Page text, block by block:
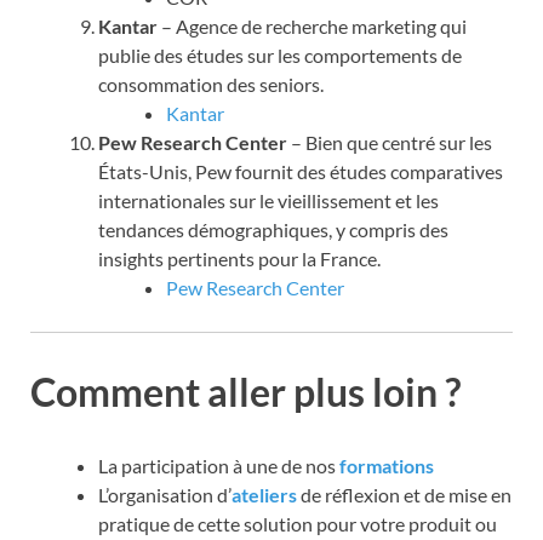
Kantar – Agence de recherche marketing qui
publie des études sur les comportements de
consommation des seniors.
Kantar
Pew Research Center – Bien que centré sur les
États-Unis, Pew fournit des études comparatives
internationales sur le vieillissement et les
tendances démographiques, y compris des
insights pertinents pour la France.
Pew Research Center
Comment aller plus loin ?
La participation à une de nosformations
L’organisation d’ateliersde réflexion et de mise en
pratique de cette solution pour votre produit ou